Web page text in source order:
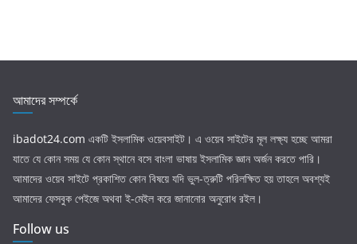
আমাদের সম্পর্কে
ibadot24.com একটি ইসলামিক ওয়েবসাইট। এ ওয়েব সাইটের মূল লক্ষ্য হচ্ছে আমরা
যাতে যে কোন সময় যে কোন স্থানে বসে বাংলা ভাষায় ইসলামিক জ্ঞান অর্জন করতে পারি।
আমাদের ওয়েব সাইটে প্রকাশিত কোন বিষয়ে যদি ভুল-ত্রুটি পরিলক্ষিত হয় তাহলে অবশ্যই
আমাদের ফেসবুক পেইজে অথবা ই-মেইল করে জানানোর অনুরোধ রইল।
Follow us